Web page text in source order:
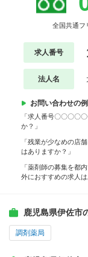
全国共通フ
求人番号
法人名
お問い合わせの例
「求人番号〇〇〇〇
か？」
「残業が少なめの店
はありますか？」
「薬剤師の募集を都
外におすすめの求人
鹿児島県伊佐市
調剤薬局